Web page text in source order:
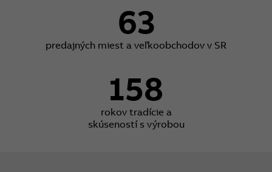
63
predajných miest a veľkoobchodov v SR
158
rokov tradície a
skúseností s výrobou